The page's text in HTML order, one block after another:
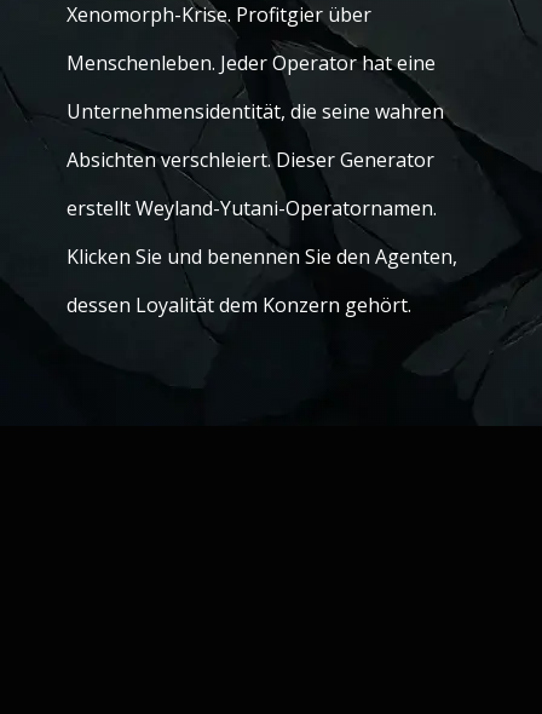
Xenomorph-Krise. Profitgier über
Menschenleben. Jeder Operator hat eine
Unternehmensidentität, die seine wahren
Absichten verschleiert. Dieser Generator
erstellt Weyland-Yutani-Operatornamen.
Klicken Sie und benennen Sie den Agenten,
dessen Loyalität dem Konzern gehört.